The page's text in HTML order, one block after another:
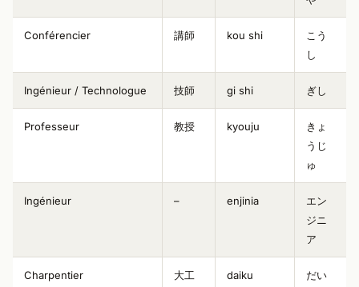
Conférencier 講師 kou shi
こう
し
Ingénieur / Technologue 技師 gi shi ぎし
Professeur 教授 kyouju
きょ
うじ
ゅ
Ingénieur – enjinia
エン
ジニ
ア
Charpentier 大工 daiku
だい